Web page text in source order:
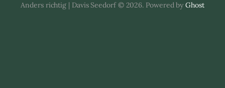
Anders richtig | Davis Seedorf © 2026. Powered byGhost